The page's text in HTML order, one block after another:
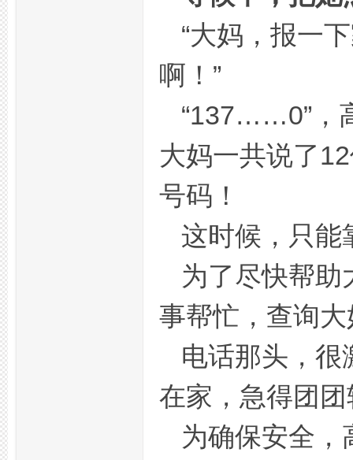
“大妈，报一
啊！”
“137……0”，
大妈一共说了
号码！
这时候，只能
为了尽快帮助
事帮忙，查询
电话那头，很
在家，急得团
为确保安全，